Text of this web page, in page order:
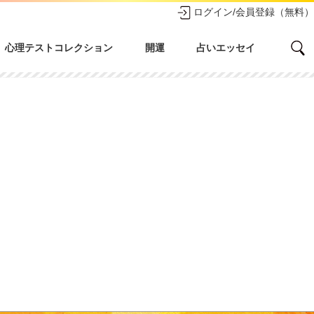
ログイン/会員登録（無料）
心理テストコレクション 開運 占いエッセイ